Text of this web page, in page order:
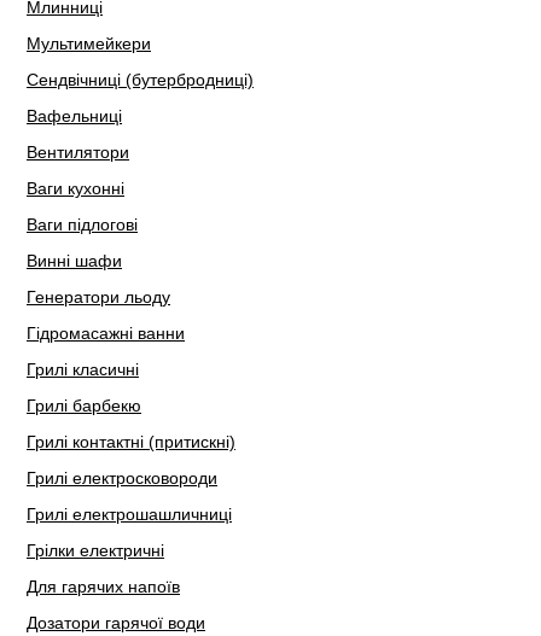
Млинниці
Мультимейкери
Сендвічниці (бутербродниці)
Вафельниці
Вентилятори
Ваги кухонні
Ваги підлогові
Винні шафи
Генератори льоду
Гідромасажні ванни
Грилі класичні
Грилі барбекю
Грилі контактні (притискні)
Грилі електросковороди
Грилі електрошашличниці
Грілки електричні
Для гарячих напоїв
Дозатори гарячої води